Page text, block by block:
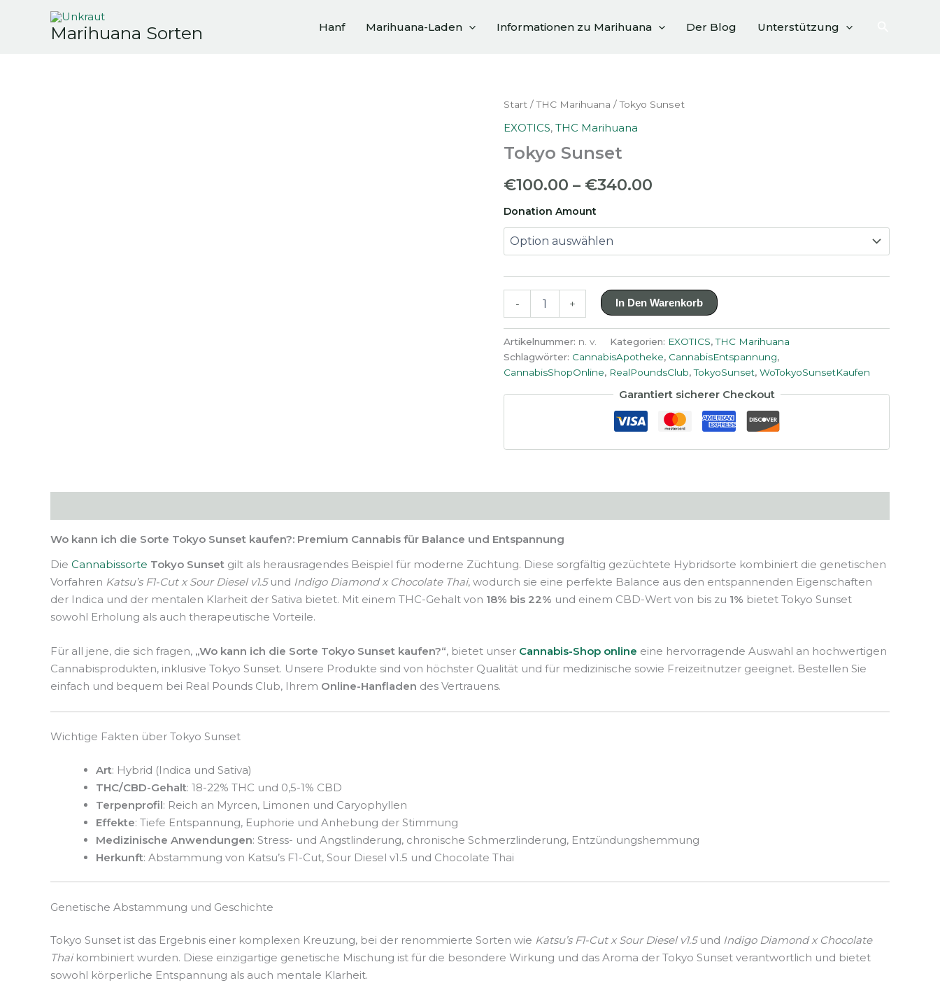
Marihuana Sorten Hanf Marihuana-Laden Informationen zu Marihuana Der Blog Unterstützung
Start /THC Marihuana / Tokyo Sunset
EXOTICS, THC Marihuana
Tokyo Sunset
€100.00 – €340.00
Donation Amount
- + In Den Warenkorb
Artikelnummer: n. v. Kategorien: EXOTICS,THC Marihuana
Schlagwörter: CannabisApotheke, CannabisEntspannung,
CannabisShopOnline, RealPoundsClub,TokyoSunset, WoTokyoSunsetKaufen
Garantiert sicherer Checkout
Wo kann ich die Sorte Tokyo Sunset kaufen?: Premium Cannabis für Balance und Entspannung
Die Cannabissorte Tokyo Sunset gilt als herausragendes Beispiel für moderne Züchtung. Diese sorgfältig gezüchtete Hybridsorte kombiniert die genetischen
Vorfahren Katsu’s F1-Cut x Sour Diesel v1.5und Indigo Diamond x Chocolate Thai, wodurch sie eine perfekte Balance aus den entspannenden Eigenschaften
der Indica und der mentalen Klarheit der Sativa bietet. Mit einem THC-Gehalt von 18% bis 22% und einem CBD-Wert von bis zu 1% bietet Tokyo Sunset
sowohl Erholung als auch therapeutische Vorteile.
Für all jene, die sich fragen, „Wo kann ich die Sorte Tokyo Sunset kaufen?“, bietet unser Cannabis-Shop online eine hervorragende Auswahl an hochwertigen
Cannabisprodukten, inklusive Tokyo Sunset. Unsere Produkte sind von höchster Qualität und für medizinische sowie Freizeitnutzer geeignet. Bestellen Sie
einfach und bequem bei Real Pounds Club, Ihrem Online-Hanfladen des Vertrauens.
Wichtige Fakten über Tokyo Sunset
Art: Hybrid (Indica und Sativa)
THC/CBD-Gehalt: 18-22% THC und 0,5-1% CBD
Terpenprofil: Reich an Myrcen, Limonen und Caryophyllen
Effekte: Tiefe Entspannung, Euphorie und Anhebung der Stimmung
Medizinische Anwendungen: Stress- und Angstlinderung, chronische Schmerzlinderung, Entzündungshemmung
Herkunft: Abstammung von Katsu’s F1-Cut, Sour Diesel v1.5 und Chocolate Thai
Genetische Abstammung und Geschichte
Tokyo Sunset ist das Ergebnis einer komplexen Kreuzung, bei der renommierte Sorten wie Katsu’s F1-Cut x Sour Diesel v1.5und Indigo Diamond x Chocolate
Thaikombiniert wurden. Diese einzigartige genetische Mischung ist für die besondere Wirkung und das Aroma der Tokyo Sunset verantwortlich und bietet
sowohl körperliche Entspannung als auch mentale Klarheit.